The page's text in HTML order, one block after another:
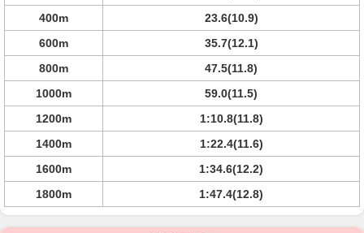
400m
23.6(10.9)
600m
35.7(12.1)
800m
47.5(11.8)
1000m
59.0(11.5)
1200m
1:10.8(11.8)
1400m
1:22.4(11.6)
1600m
1:34.6(12.2)
1800m
1:47.4(12.8)